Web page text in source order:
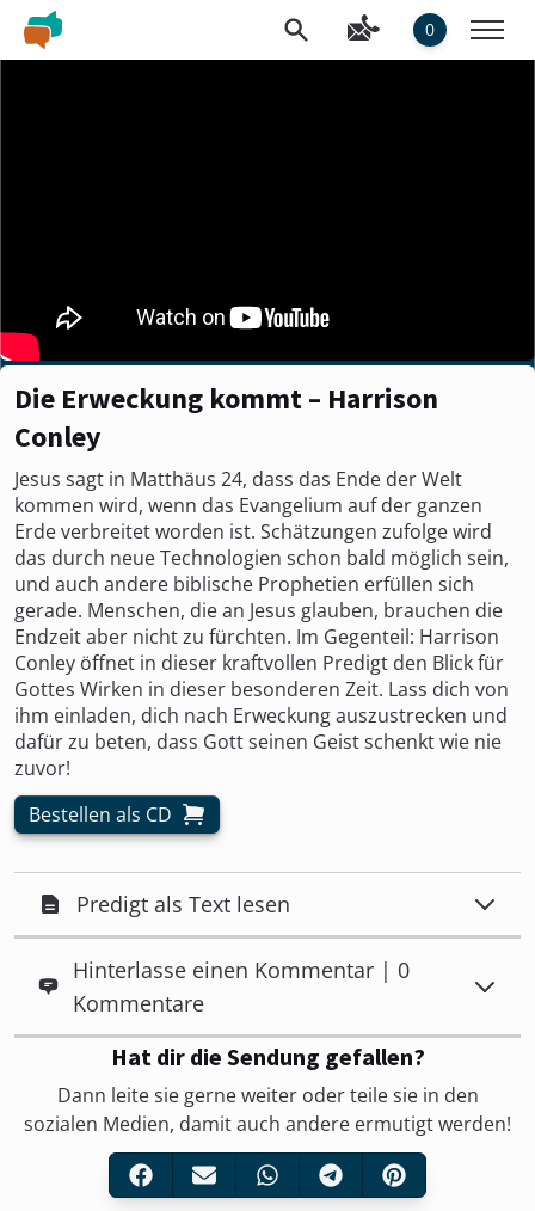
0
Die Erweckung kommt – Harrison
Conley
Jesus sagt in Matthäus 24, dass das Ende der Welt
kommen wird, wenn das Evangelium auf der ganzen
Erde verbreitet worden ist. Schätzungen zufolge wird
das durch neue Technologien schon bald möglich sein,
und auch andere biblische Prophetien erfüllen sich
gerade. Menschen, die an Jesus glauben, brauchen die
Endzeit aber nicht zu fürchten. Im Gegenteil: Harrison
Conley öffnet in dieser kraftvollen Predigt den Blick für
Gottes Wirken in dieser besonderen Zeit. Lass dich von
ihm einladen, dich nach Erweckung auszustrecken und
dafür zu beten, dass Gott seinen Geist schenkt wie nie
zuvor!
Bestellen als CD
Predigt als Text lesen
Hinterlasse einen Kommentar | 0
Kommentare
Hat dir die Sendung gefallen?
Dann leite sie gerne weiter oder teile sie in den
sozialen Medien, damit auch andere ermutigt werden!